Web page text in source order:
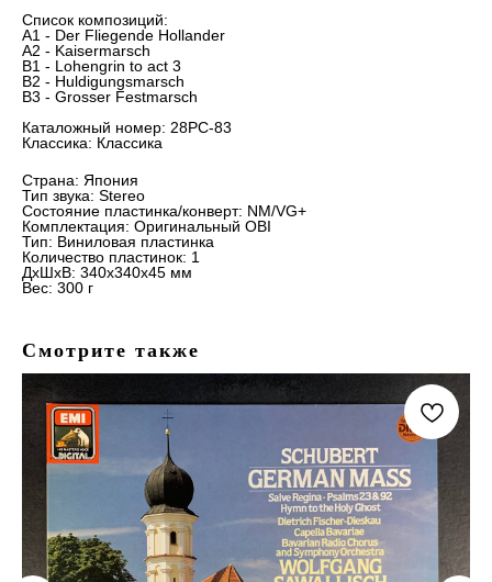
Список композиций:
A1 - Der Fliegende Hollander
A2 - Kaisermarsch
B1 - Lohengrin to act 3
B2 - Huldigungsmarsch
B3 - Grosser Festmarsch
Каталожный номер: 28PC-83
Классика: Классика
Страна: Япония
Тип звука: Stereo
Состояние пластинка/конверт: NM/VG+
Комплектация: Оригинальный OBI
Тип: Виниловая пластинка
Количество пластинок: 1
ДxШxВ: 340x340x45 мм
Вес: 300 г
Смотрите также